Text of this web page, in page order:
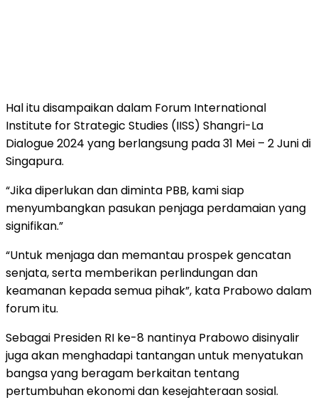
Hal itu disampaikan dalam Forum International
Institute for Strategic Studies (IISS) Shangri-La
Dialogue 2024 yang berlangsung pada 31 Mei – 2 Juni di
Singapura.
“Jika diperlukan dan diminta PBB, kami siap
menyumbangkan pasukan penjaga perdamaian yang
signifikan.”
“Untuk menjaga dan memantau prospek gencatan
senjata, serta memberikan perlindungan dan
keamanan kepada semua pihak”, kata Prabowo dalam
forum itu.
Sebagai Presiden RI ke-8 nantinya Prabowo disinyalir
juga akan menghadapi tantangan untuk menyatukan
bangsa yang beragam berkaitan tentang
pertumbuhan ekonomi dan kesejahteraan sosial.